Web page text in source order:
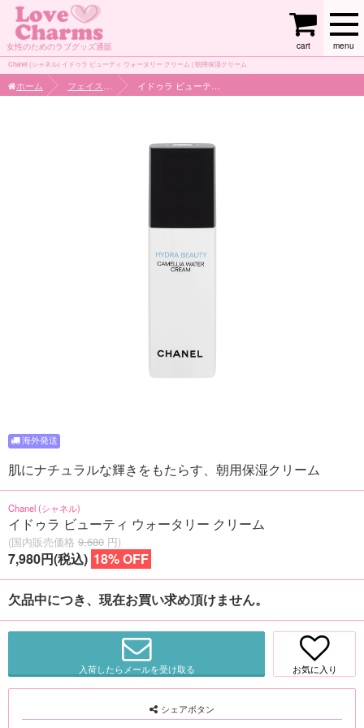
女性のためのラブグッズ通販 menu
cart
Chanel (シャネル) イドゥラ ビューティ ウォータリー クリーム | 朝用保湿クリーム
ホーム
肌にナチュラルな輝きをもたらす、朝用保湿クリーム
Chanel (シャネル)
イドゥラ ビューティ ウォータリー クリーム
(国内販売価格 9,680 円)
7,980円(税込) 18% OFF
欠品中につき、現在お買い求め頂けません。
入荷したらメールを受け取る お気に入り
シェアボタン